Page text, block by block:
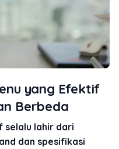
yang Efektif
Berbeda
selalu lahir dari
dan spesifikasi